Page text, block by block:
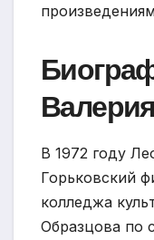
Валерия
В 1972 году
Горьковский
колледжа
Образцова по